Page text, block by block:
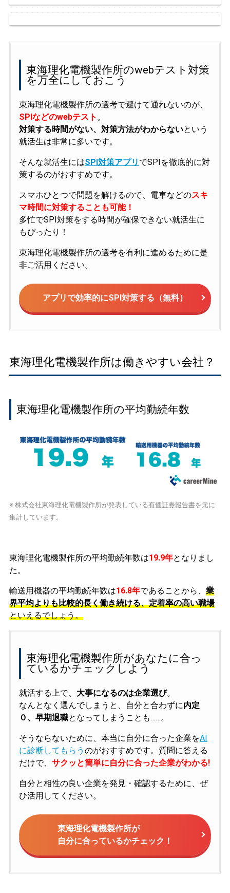
東海理化電機製作所のwebテスト対策
を万全にしておこう
東海理化電機製作所の選考で避けて通れないのが、
SPIなどのwebテスト 。
対策する時間がない、対策方法がわからないという
就活生は非常に多いです。
そんな就活生にはSPI対策アプリ でSPIを徹底的に対
策するのがおすすめです。
スマホひとつで問題を解けるので、電車などのスキ
マ時間に対策することも可能！
多忙でSPI対策をする時間が確保できない就活生に
もぴったり！
東海理化電機製作所の選考を有利に進めるために是
非ご活用ください。
アプリで効率的にSPI対策する（無料）
東海理化電機製作所は働きやすい会社？
東海理化電機製作所の平均勤続年数
※ 株式会社東海理化電機製作所が発表している有価証券報告書を元に
集計しています。
東海理化電機製作所の平均勤続年数は19.9年となりまし
た。
輸送用機器の平均勤続年数は16.8年であることから、 業
界平均よりも比較的長く働き続ける、定着率の高い職場
といえるでしょう。
東海理化電機製作所があなたに合っ
ているかチェックしよう
就活する上で、 大事になるのは企業選び。
なんとなく選んでしまうと、自分と合わずに内定
０、早期退職となってしまうことも……。
そうならないために、本当に自分に合った企業をAI
に診断してもらう のがおすすめです。質問に答える
だけで、 サクッと簡単に自分に合った企業がわかる!
自分と相性の良い企業を発見・確認するために、ぜ
ひ活用してください。
東海理化電機製作所が
自分に合っているかチェック！